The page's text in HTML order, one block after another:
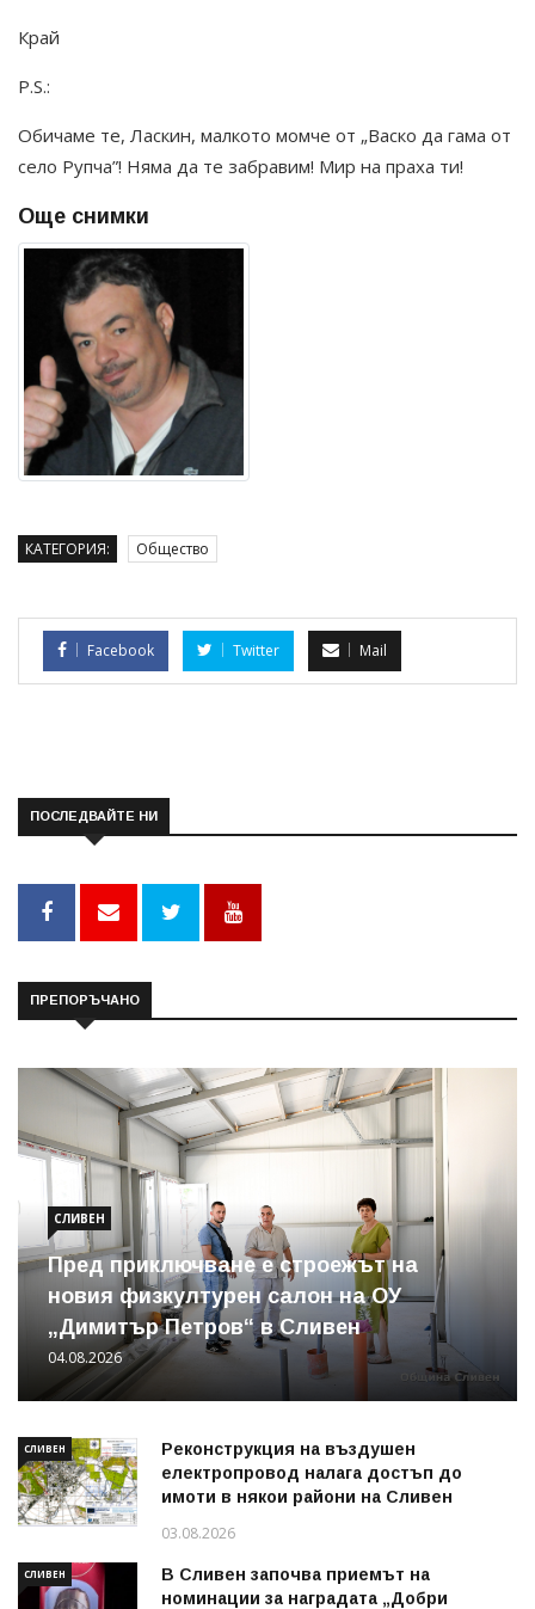
Край
P.S.:
Обичаме те, Ласкин, малкото момче от „Васко да гама от
село Рупча”! Няма да те забравим! Мир на праха ти!
Още снимки
КАТЕГОРИЯ: Общество
Facebook Twitter Mail
ПОСЛЕДВАЙТЕ НИ
ПРЕПОРЪЧАНО
СЛИВЕН
Пред приключване е строежът на
новия физкултурен салон на ОУ
„Димитър Петров“ в Сливен
04.08.2026
СЛИВЕН
Реконструкция на въздушен
електропровод налага достъп до
имоти в някои райони на Сливен
03.08.2026
СЛИВЕН
В Сливен започва приемът на
номинации за наградата „Добри